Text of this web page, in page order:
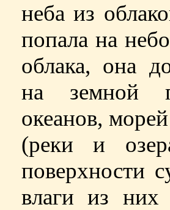
неба из
попала на
облака, она
на земной
океанов,
(реки и
поверхности
влаги из них